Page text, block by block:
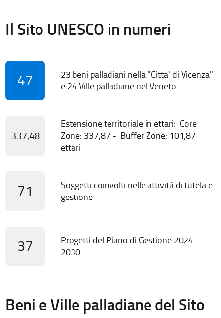
Il Sito UNESCO in numeri
47
23 beni palladiani nella "Citta' di Vicenza"
e 24 Ville palladiane nel Veneto
337,48
Estensione territoriale in ettari: Core
Zone: 337,87 - Buffer Zone: 101,87
ettari
71
Soggetti coinvolti nelle attività di tutela e
gestione
37
Progetti del Piano di Gestione 2024-
2030
Beni e Ville palladiane del Sito